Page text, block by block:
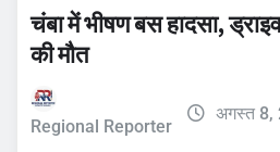
चंबा में भीषण बस हादसा,
की मौत
Regional Reporter
अगस्त 8,